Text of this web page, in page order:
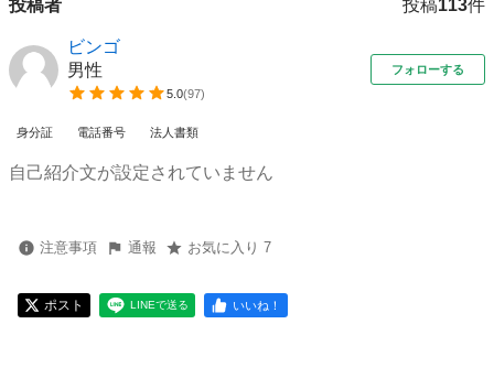
投稿者 投稿113件
ビンゴ
男性
5.0(97)
フォローする
身分証 電話番号 法人書類
自己紹介文が設定されていません
注意事項 通報 お気に入り 7
ポスト LINEで送る いいね！